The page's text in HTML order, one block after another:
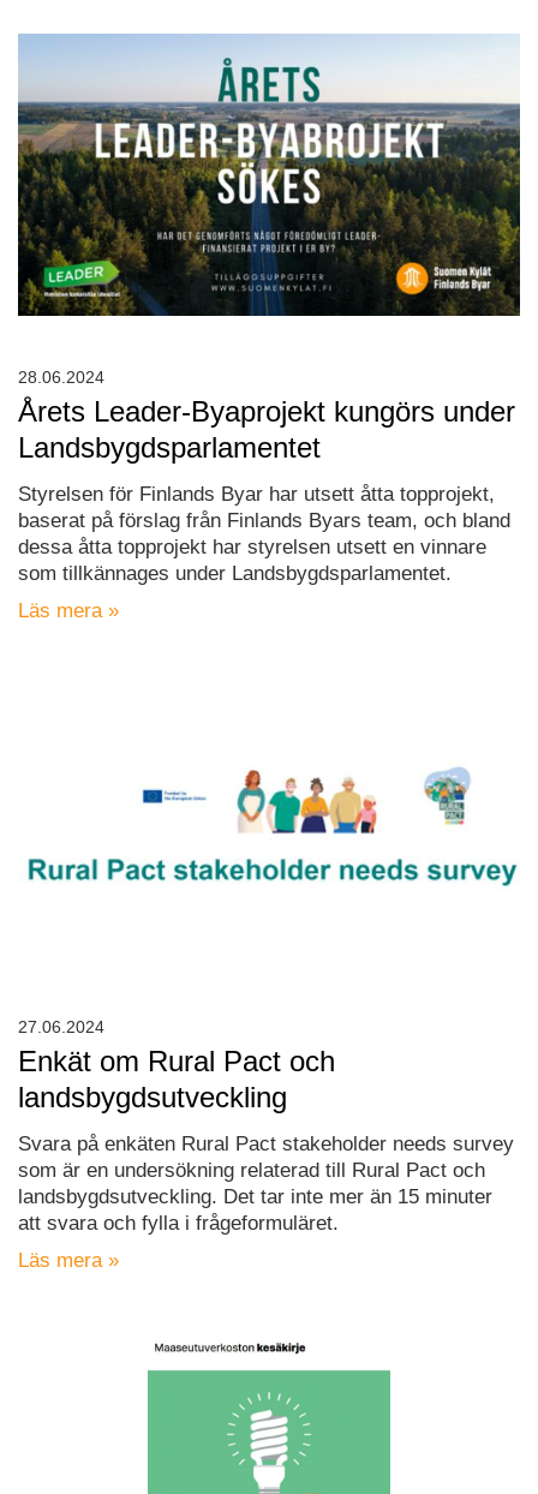
Årets Leader-Byaprojekt kungörs under
Landsbygdsparlamentet
Styrelsen för Finlands Byar har utsett åtta topprojekt,
baserat på förslag från Finlands Byars team, och bland
dessa åtta topprojekt har styrelsen utsett en vinnare
som tillkännages under Landsbygdsparlamentet.
Läs mera »
28.06.2024
Enkät om Rural Pact och
landsbygdsutveckling
Svara på enkäten Rural Pact stakeholder needs survey
som är en undersökning relaterad till Rural Pact och
landsbygdsutveckling. Det tar inte mer än 15 minuter
att svara och fylla i frågeformuläret.
Läs mera »
27.06.2024